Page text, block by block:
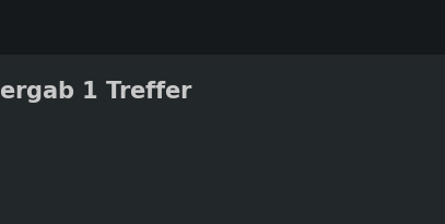
ergab 1 Treffer